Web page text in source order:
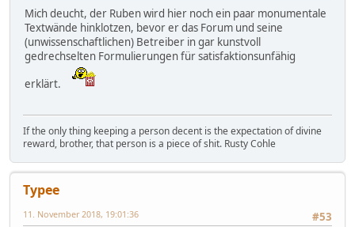
Mich deucht, der Ruben wird hier noch ein paar monumentale
Textwände hinklotzen, bevor er das Forum und seine
(unwissenschaftlichen) Betreiber in gar kunstvoll
gedrechselten Formulierungen für satisfaktionsunfähig
erklärt.
If the only thing keeping a person decent is the expectation of divine
reward, brother, that person is a piece of shit. Rusty Cohle
Typee
#53
11. November 2018, 19:01:36